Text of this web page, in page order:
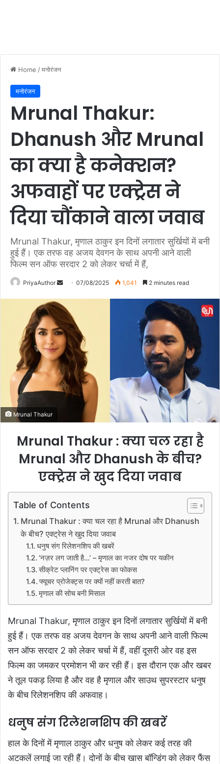
Home /मनोरंजन
मनोरंजन
Mrunal Thakur:
Dhanush और Mrunal
का क्या है कनेक्शन?
अफवाहों पर एक्ट्रेस ने
दिया चौंकाने वाला जवाब
Mrunal Thakur, मृणाल ठाकुर इन दिनों लगातार सुर्खियों में बनी
हुई हैं। एक तरफ वह अजय देवगन के साथ अपनी आने वाली
फिल्म सन ऑफ सरदार 2 को लेकर चर्चा में हैं,
PriyaAuthor
n
a
n
e
m
a
i
07/08/2025 1,041 2 minutes read
Mrunal Thakur
Mrunal Thakur : क्या चल रहा है
Mrunal और Dhanush के बीच?
एक्ट्रेस ने खुद दिया जवाब
Table of Contents
Mrunal Thakur : क्या चल रहा है Mrunal और Dhanush
के बीच? एक्ट्रेस ने खुद दिया जवाब
धनुष संग रिलेशनशिप की खबरें
‘नज़र लग जाती है…’ – मृणाल का नजर दोष पर यकीन
सीक्रेट प्लानिंग पर एक्ट्रेस का फोकस
फ्यूचर प्रोजेक्ट्स पर क्यों नहीं करती बात?
मृणाल की सोच बनी मिसाल
Mrunal Thakur, मृणाल ठाकुर इन दिनों लगातार सुर्खियों में बनी
हुई हैं। एक तरफ वह अजय देवगन के साथ अपनी आने वाली फिल्म
सन ऑफ सरदार 2 को लेकर चर्चा में हैं, वहीं दूसरी ओर वह इस
फिल्म का जमकर प्रमोशन भी कर रही हैं। इस दौरान एक और खबर
ने तूल पकड़ लिया है और वह है मृणाल और साउथ सुपरस्टार धनुष
के बीच रिलेशनशिप की अफवाह।
धनुष संग रिलेशनशिप की खबरें
हाल के दिनों में मृणाल ठाकुर और धनुष को लेकर कई तरह की
अटकलें लगाई जा रही हैं। दोनों के बीच खास बॉन्डिंग को लेकर फैंस